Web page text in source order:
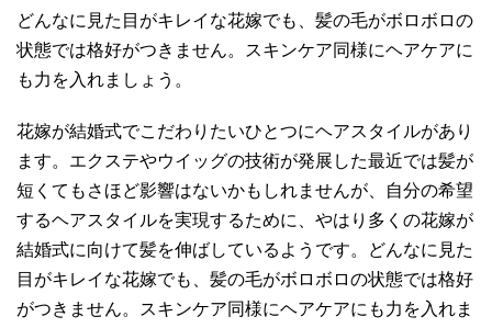
どんなに見た目がキレイな花嫁でも、髪の毛がボロボロの
状態では格好がつきません。スキンケア同様にヘアケアに
も力を入れましょう。
花嫁が結婚式でこだわりたいひとつにヘアスタイルがあり
ます。エクステやウイッグの技術が発展した最近では髪が
短くてもさほど影響はないかもしれませんが、自分の希望
するヘアスタイルを実現するために、やはり多くの花嫁が
結婚式に向けて髪を伸ばしているようです。どんなに見た
目がキレイな花嫁でも、髪の毛がボロボロの状態では格好
がつきません。スキンケア同様にヘアケアにも力を入れま